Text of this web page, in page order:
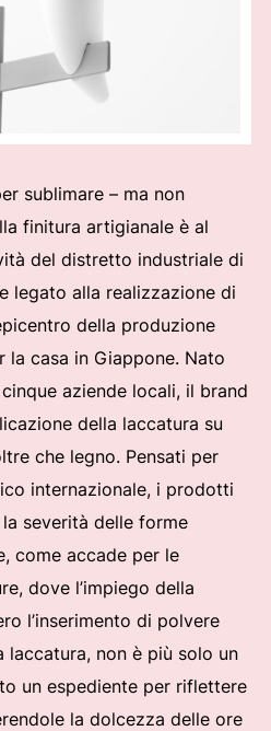
sublimare – ma non
finitura artigianale è al
del distretto industriale di
legato alla realizzazione di
della produzione
la casa in Giappone. Nato
aziende locali, il brand
della laccatura su
che legno. Pensati per
internazionale, i prodotti
severità delle forme
come accade per le
dove l’impiego della
l’inserimento di polvere
laccatura, non è più solo un
un espediente per riflettere
la dolcezza delle ore